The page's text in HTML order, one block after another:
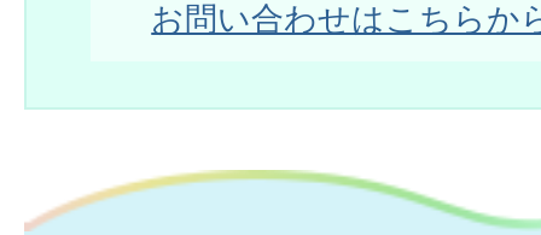
お問い合わせはこちらか